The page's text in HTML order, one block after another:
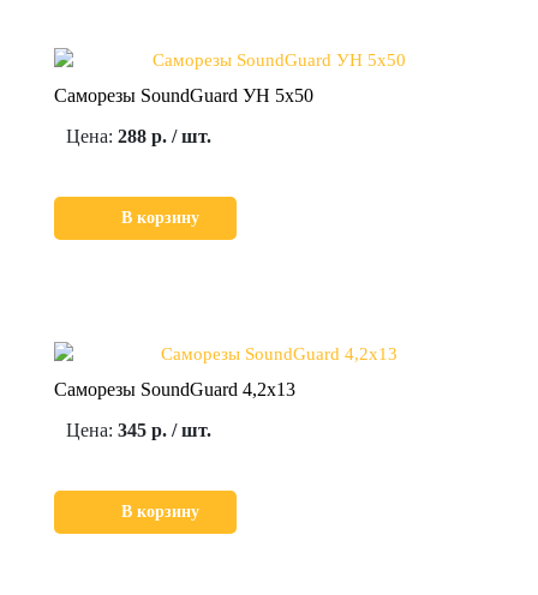
Саморезы SoundGuard УН 5х50
Цена: 288 р. / шт.
В корзину
Саморезы SoundGuard 4,2х13
Цена: 345 р. / шт.
В корзину